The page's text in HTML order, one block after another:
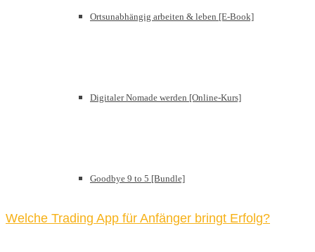
Ortsunabhängig arbeiten & leben [E-Book]
Digitaler Nomade werden [Online-Kurs]
Goodbye 9 to 5 [Bundle]
Welche Trading App für Anfänger bringt Erfolg?